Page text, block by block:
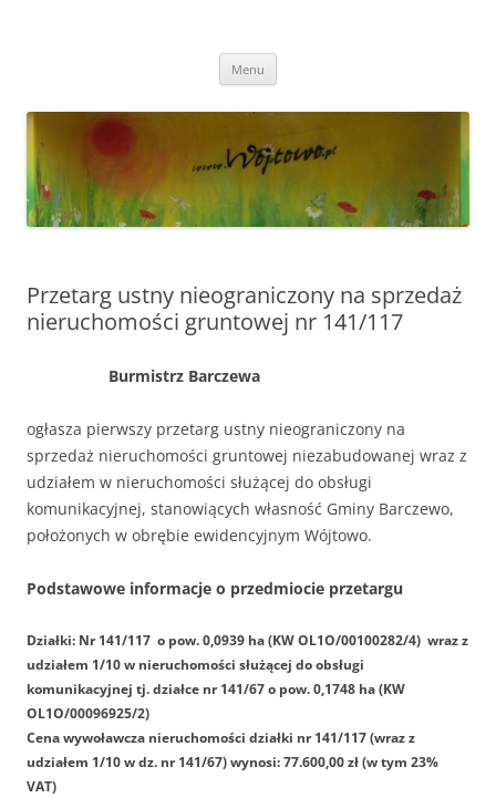
Menu
Przetarg ustny nieograniczony na sprzedaż
nieruchomości gruntowej nr 141/117
Burmistrz Barczewa
ogłasza pierwszy przetarg ustny nieograniczony na
sprzedaż nieruchomości gruntowej niezabudowanej wraz z
udziałem w nieruchomości służącej do obsługi
komunikacyjnej, stanowiących własność Gminy Barczewo,
położonych w obrębie ewidencyjnym Wójtowo.
Podstawowe informacje o przedmiocie przetargu
Działki: Nr 141/117 o pow. 0,0939 ha (KW OL1O/00100282/4) wraz z
udziałem 1/10 w nieruchomości służącej do obsługi
komunikacyjnej tj. działce nr 141/67 o pow. 0,1748 ha (KW
OL1O/00096925/2)
Cena wywoławcza nieruchomości działki nr 141/117 (wraz z
udziałem 1/10 w dz. nr 141/67) wynosi: 77.600,00 zł (w tym 23%
VAT)